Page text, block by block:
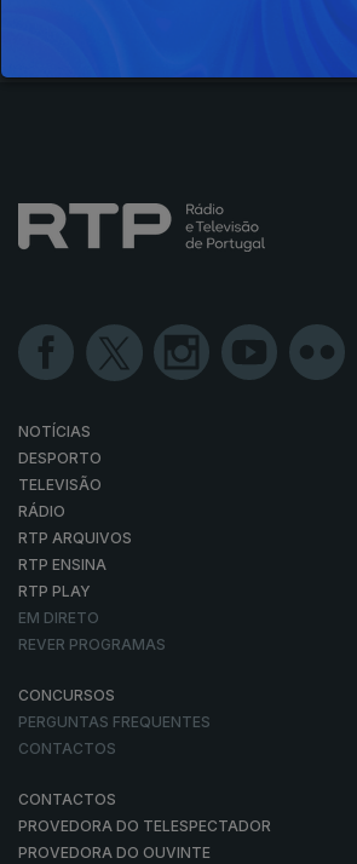
NOTÍCIAS
DESPORTO
TELEVISÃO
RÁDIO
RTP ARQUIVOS
RTP ENSINA
RTP PLAY
EM DIRETO
REVER PROGRAMAS
CONCURSOS
PERGUNTAS FREQUENTES
CONTACTOS
CONTACTOS
PROVEDORA DO TELESPECTADOR
PROVEDORA DO OUVINTE